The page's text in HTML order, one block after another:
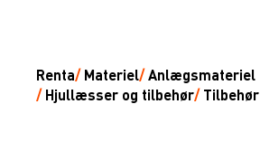
Renta/ Materiel/Anlægsmateriel
/ Hjullæsser og tilbehør/ Tilbehør